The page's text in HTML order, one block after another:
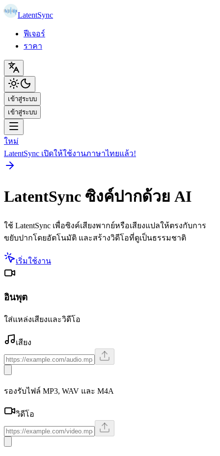
LatentSync
ฟีเจอร์
ราคา
เข้าสู่ระบบ
เข้าสู่ระบบ
ใหม่
LatentSync เปิดให้ใช้งานภาษาไทยแล้ว!
LatentSync ซิงค์ปากด้วย AI
ใช้ LatentSync เพื่อซิงค์เสียงพากย์หรือเสียงแปลให้ตรงกับการ
ขยับปากโดยอัตโนมัติ และสร้างวิดีโอที่ดูเป็นธรรมชาติ
เริ่มใช้งาน
อินพุต
ใส่แหล่งเสียงและวิดีโอ
เสียง
รองรับไฟล์ MP3, WAV และ M4A
วิดีโอ